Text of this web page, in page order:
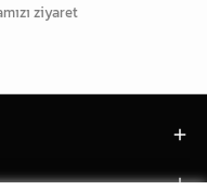
ziyaret